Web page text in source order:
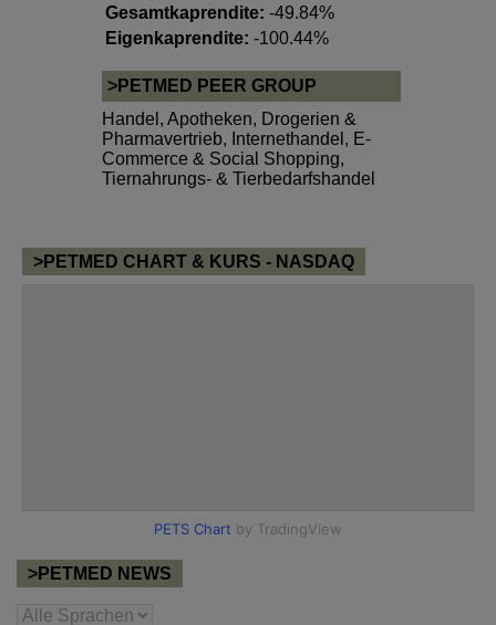
Gesamtkaprendite: -49.84%
Eigenkaprendite: -100.44%
>PETMED PEER GROUP
Handel , Apotheken, Drogerien &
Pharmavertrieb, Internethandel, E-
Commerce & Social Shopping,
Tiernahrungs- & Tierbedarfshandel
>PETMED CHART & KURS - NASDAQ
>PETMED NEWS